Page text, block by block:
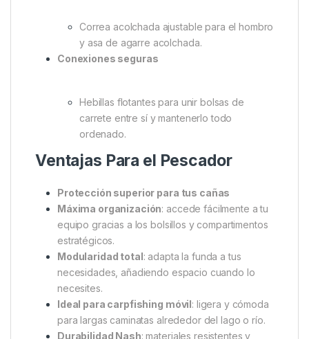
de pesca.
Detalles prácticos
cobras, picas de tormenta o retenedores.
2 pares de trabillas elásticas en cada lado
para picas.
Correa acolchada ajustable para el hombro
y asa de agarre acolchada.
Conexiones seguras
Hebillas flotantes para unir bolsas de
carrete entre sí y mantenerlo todo
ordenado.
Ventajas Para el Pescador